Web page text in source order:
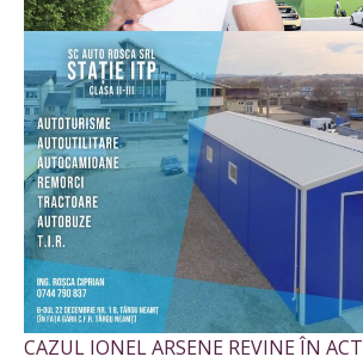
CAZUL IONEL ARSENE REVINE ÎN